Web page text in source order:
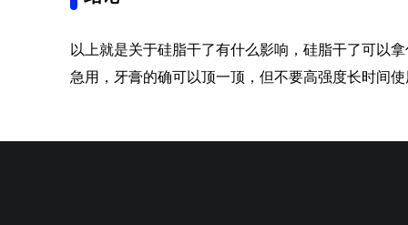
以上就是关于硅脂干了有什么影响，硅脂干了可以
急用，牙膏的确可以顶一顶，但不要高强度长时间